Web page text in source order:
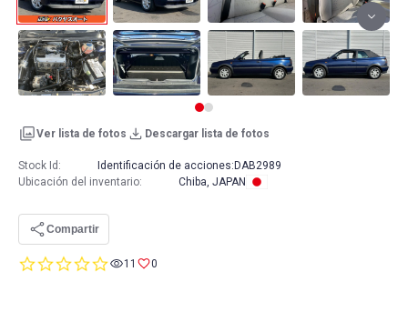
Ver lista de fotos Descargar lista de fotos
0.011 0
Stock Id: Identificación de acciones: DAB2989
Ubicación del inventario: Chiba, JAPAN
Compartir